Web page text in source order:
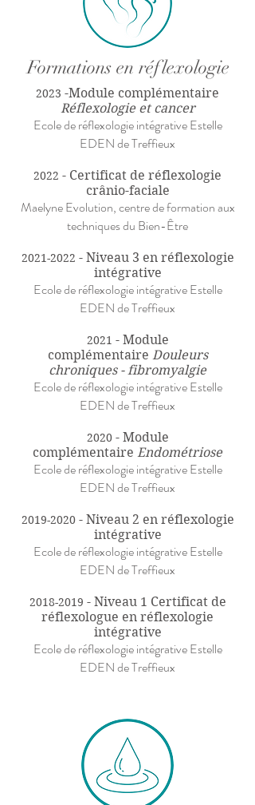
Formations en réflexologie
2023 -Module complémentaire
Réflexologie et cancer
Ecole de réflexologie intégrative Estelle
EDEN de Treffieux
2022 - Certificat de réflexologie
crânio-faciale
Maelyne Evolution, centre de formation aux
techniques du Bien-Être
2021-2022 - Niveau 3 en réflexologie
intégrative
Ecole de réflexologie intégrative Estelle
EDEN de Treffieux
2021 - Module
complémentaire Douleurs
chroniques - fibromyalgie
Ecole de réflexologie intégrative Estelle
EDEN de Treffieux
2020- Module
complémentaire Endométriose
Ecole de réflexologie intégrative Estelle
EDEN de Treffieux
2019-2020 - Niveau 2 en réflexologie
intégrative
Ecole de réflexologie intégrative Estelle
EDEN de Treffieux
2018-2019 - Niveau 1 Certificat de
réflexologue en réflexologie
intégrative
Ecole de réflexologie intégrative Estelle
EDEN de Treffieux